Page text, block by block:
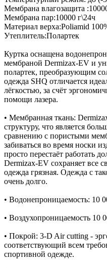
Мембрана влагозащита
Мембрана пар:10000 г\24ч
Материал верха:Poliamid
Утеплитель:Полартек
Куртка оснащена
мембраной Dermizax-EV и
полартек, преобразующим
одежда SHQ отличается
лёгкостью, за счёт
помощи лазера.
• Мембранная ткань:
структуру, что является
сравнению с пористыми
забиваться во время носки
просто перестаёт работать
Dermizax-EV сохраняет все
одежда грязная. Одежда с
очень долго.
• Водонепроницаемость: 10
• Воздухопроницаемость 10
• Покрой: 3-D Air cutting -
соответствующий всем
спортивной одежде.